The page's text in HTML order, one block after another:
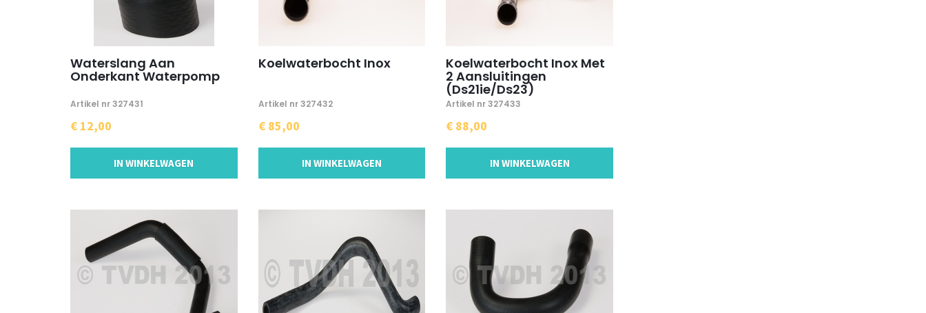
Waterslang Aan
Onderkant Waterpomp
Artikel nr 327431
€ 12,00
IN WINKELWAGEN
Koelwaterbocht Inox
Artikel nr 327432
€ 85,00
IN WINKELWAGEN
Koelwaterbocht Inox Met
2 Aansluitingen
(Ds21ie/Ds23)
Artikel nr 327433
€ 88,00
IN WINKELWAGEN